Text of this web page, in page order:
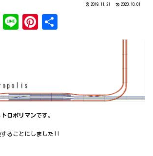
2019.11.21 2020.10.01
Tu
Li
Pi
ロポリマンです。
ることにしました!!